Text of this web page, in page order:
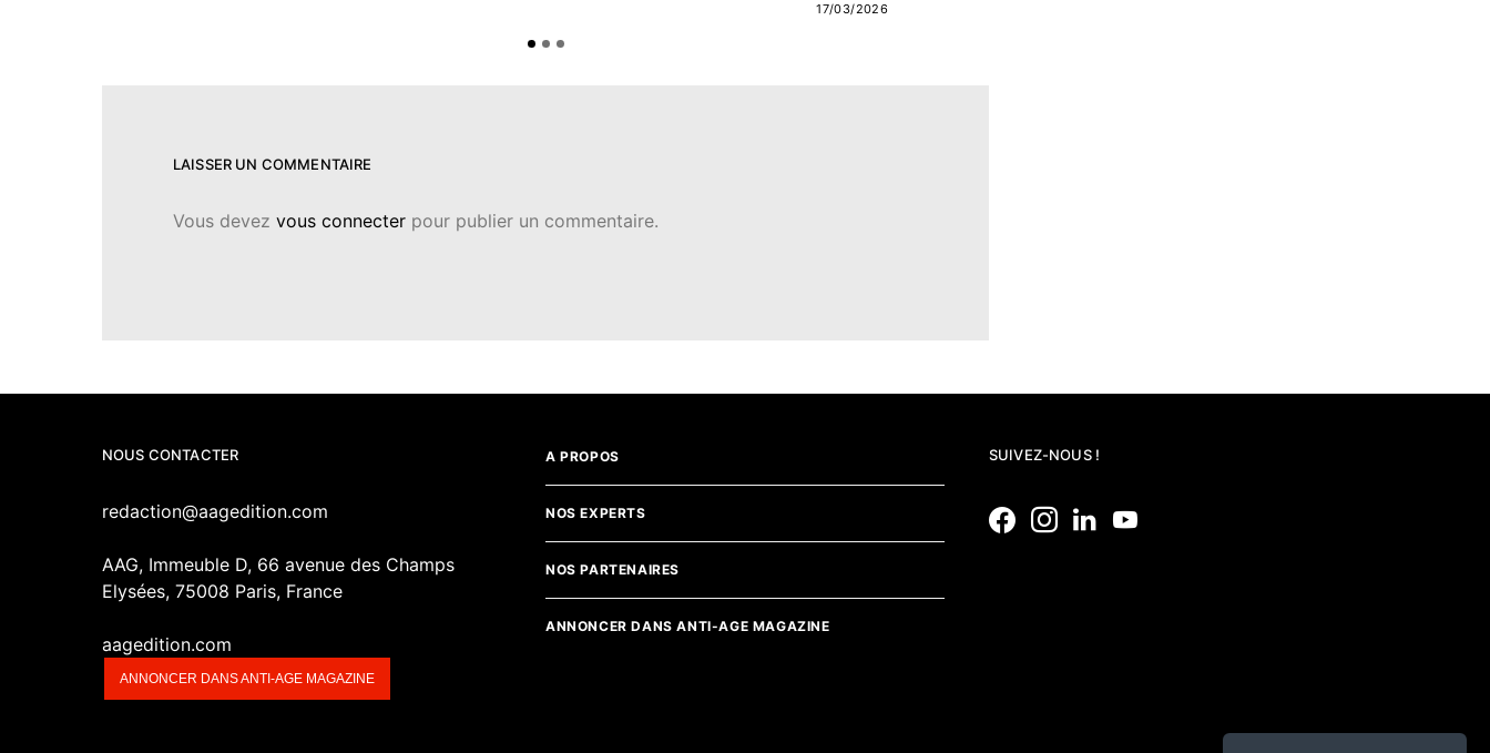
17/03/2026
LAISSER UN COMMENTAIRE
Vous devez vous connecter pour publier un commentaire.
NOUS CONTACTER
redaction@aagedition.com
AAG, Immeuble D, 66 avenue des Champs
Elysées, 75008 Paris, France
aagedition.com
ANNONCER DANS ANTI-AGE MAGAZINE
A PROPOS
NOS EXPERTS
NOS PARTENAIRES
ANNONCER DANS ANTI-AGE MAGAZINE
SUIVEZ-NOUS !